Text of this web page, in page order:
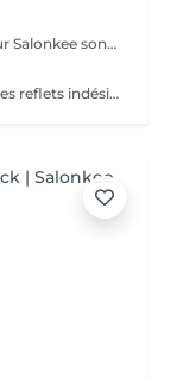
Veuillez prendre note que les prix indiqués sur Salonkee sont communiqués à titre informatif et s'entendent de base. Ces derniers sont susceptibles de varier selon le diagnostic réalisé à votre arrivée au salon et l'expertise du professionnel à qui vous confiez votre beauté. Dans tous les cas, un devis précis vous sera proposé et toutes réalisations de prestations seront effectuées avec votre accord. Un grand merci d'avance pour votre compréhension. Au plaisir de vous recevoir très vite.
Le glossing / la patine permet de neutraliser les reflets indésirables , raviver la couleur et apporter de la brillance aux cheveux . Idéal après un balayage , des mèches ou une coloration , ce soin ravive l`éclat de la chevelure tout en apportant une finition plus homoggène et lumineuse .